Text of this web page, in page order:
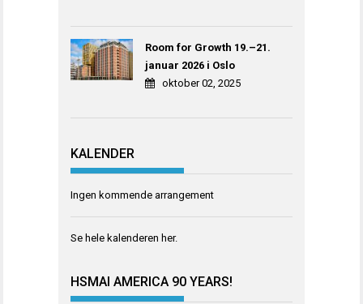
Room for Growth 19.–21.
januar 2026 i Oslo
oktober 02, 2025
KALENDER
Ingen kommende arrangement
Se hele kalenderen her.
HSMAI AMERICA 90 YEARS!